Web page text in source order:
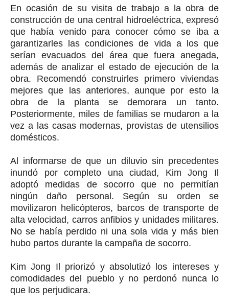
En ocasión de su visita de trabajo a la obra de
construcción de una central hidroeléctrica, expresó
que había venido para conocer cómo se iba a
garantizarles las condiciones de vida a los que
serían evacuados del área que fuera anegada,
además de analizar el estado de ejecución de la
obra. Recomendó construirles primero viviendas
mejores que las anteriores, aunque por esto la
obra de la planta se demorara un tanto.
Posteriormente, miles de familias se mudaron a la
vez a las casas modernas, provistas de utensilios
domésticos.
Al informarse de que un diluvio sin precedentes
inundó por completo una ciudad, Kim Jong Il
adoptó medidas de socorro que no permitían
ningún daño personal. Según su orden se
movilizaron helicópteros, barcos de transporte de
alta velocidad, carros anfibios y unidades militares.
No se había perdido ni una sola vida y más bien
hubo partos durante la campaña de socorro.
Kim Jong Il priorizó y absolutizó los intereses y
comodidades del pueblo y no perdonó nunca lo
que los perjudicara.